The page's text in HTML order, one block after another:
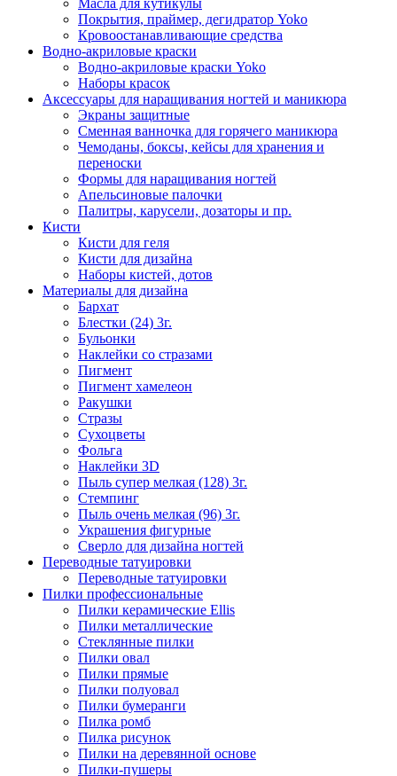
Масла для кутикулы
Покрытия, праймер, дегидратор Yoko
Кровоостанавливающие средства
Водно-акриловые краски
Водно-акриловые краски Yoko
Наборы красок
Аксессуары для наращивания ногтей и маникюра
Экраны защитные
Сменная ванночка для горячего маникюра
Чемоданы, боксы, кейсы для хранения и
переноски
Формы для наращивания ногтей
Апельсиновые палочки
Палитры, карусели, дозаторы и пр.
Кисти
Кисти для геля
Кисти для дизайна
Наборы кистей, дотов
Материалы для дизайна
Бархат
Блестки (24) 3г.
Бульонки
Наклейки со стразами
Пигмент
Пигмент хамелеон
Ракушки
Стразы
Сухоцветы
Фольга
Наклейки 3D
Пыль супер мелкая (128) 3г.
Стемпинг
Пыль очень мелкая (96) 3г.
Украшения фигурные
Сверло для дизайна ногтей
Переводные татуировки
Переводные татуировки
Пилки профессиональные
Пилки керамические Ellis
Пилки металлические
Стеклянные пилки
Пилки овал
Пилки прямые
Пилки полуовал
Пилки бумеранги
Пилка ромб
Пилка рисунок
Пилки на деревянной основе
Пилки-пушеры